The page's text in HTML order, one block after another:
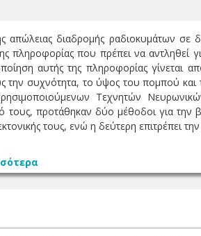
διαδρομής ραδιοκυμάτων σε
πληροφορίας που πρέπει να αντληθεί
αυτής της πληροφορίας γίνεται
την συχνότητα, το ύψος του πομπού
Τεχνητών
προτάθηκαν δύο μέθοδοι για την
τους, ενώ η δεύτερη επιτρέπει